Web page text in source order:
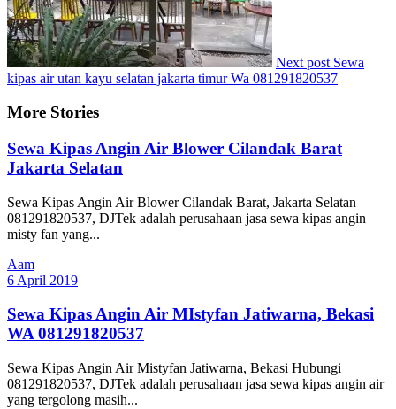
Next post Sewa
kipas air utan kayu selatan jakarta timur Wa 081291820537
More Stories
Sewa Kipas Angin Air Blower Cilandak Barat
Jakarta Selatan
Sewa Kipas Angin Air Blower Cilandak Barat, Jakarta Selatan
081291820537, DJTek adalah perusahaan jasa sewa kipas angin
misty fan yang...
Aam
6 April 2019
Sewa Kipas Angin Air MIstyfan Jatiwarna, Bekasi
WA 081291820537
Sewa Kipas Angin Air Mistyfan Jatiwarna, Bekasi Hubungi
081291820537, DJTek adalah perusahaan jasa sewa kipas angin air
yang tergolong masih...